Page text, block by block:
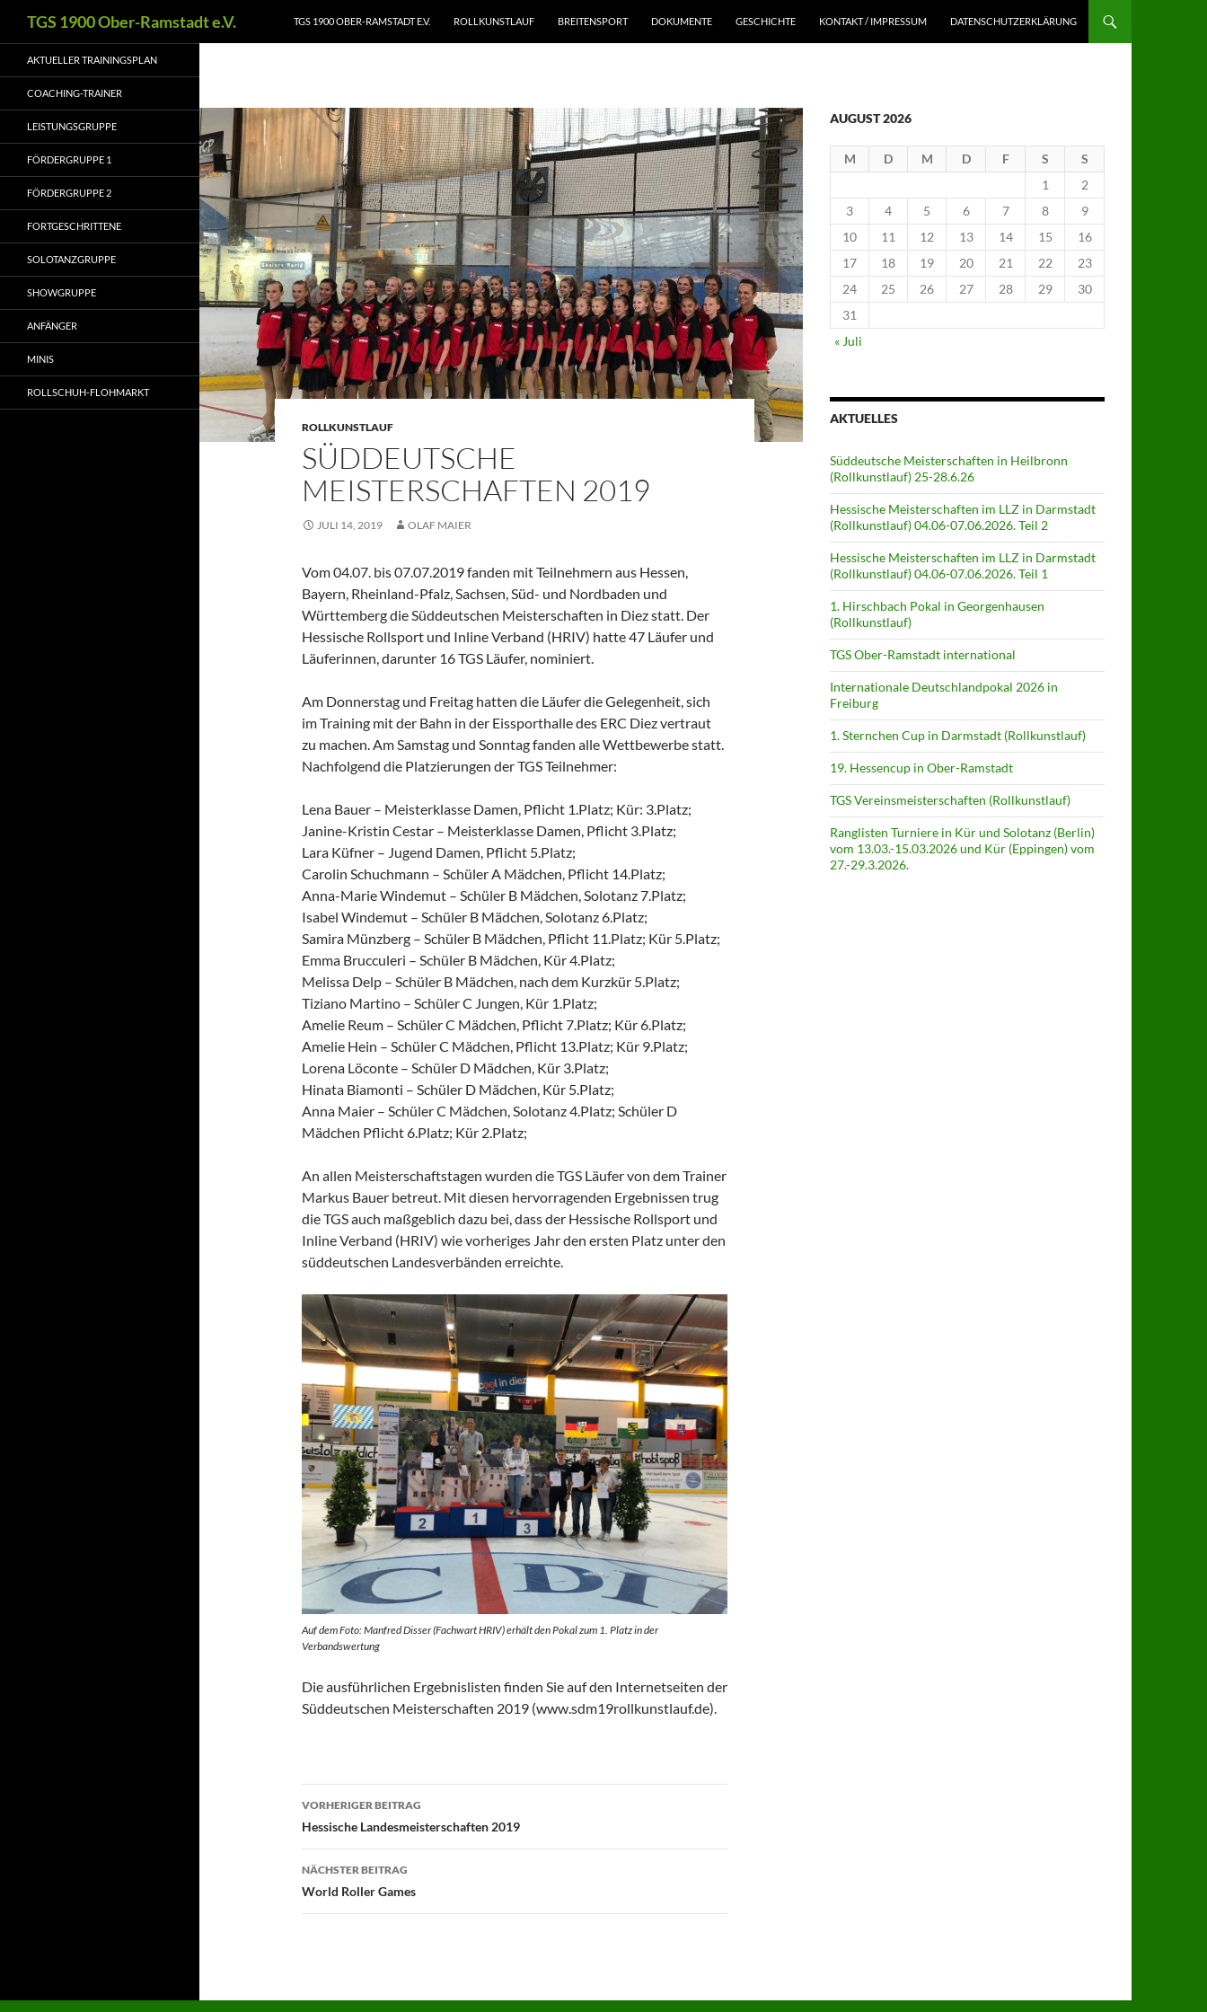
Inhalt
springen
TGS 1900 Ober-Ramstadt e.V. TGS 1900 OBER-RAMSTADT E.V. ROLLKUNSTLAUF BREITENSPORT DOKUMENTE GESCHICHTE KONTAKT / IMPRESSUM DATENSCHUTZERKLÄRUNG
ROLLKUNSTLAUF
SÜDDEUTSCHE
MEISTERSCHAFTEN 2019
JULI 14, 2019 OLAF MAIER
Vom 04.07. bis 07.07.2019 fanden mit Teilnehmern aus Hessen,
Bayern, Rheinland-Pfalz, Sachsen, Süd- und Nordbaden und
Württemberg die Süddeutschen Meisterschaften in Diez statt. Der
Hessische Rollsport und Inline Verband (HRIV) hatte 47 Läufer und
Läuferinnen, darunter 16 TGS Läufer, nominiert.
Am Donnerstag und Freitag hatten die Läufer die Gelegenheit, sich
im Training mit der Bahn in der Eissporthalle des ERC Diez vertraut
zu machen. Am Samstag und Sonntag fanden alle Wettbewerbe statt.
Nachfolgend die Platzierungen der TGS Teilnehmer:
Lena Bauer – Meisterklasse Damen, Pflicht 1.Platz; Kür: 3.Platz;
Janine-Kristin Cestar – Meisterklasse Damen, Pflicht 3.Platz;
Lara Küfner – Jugend Damen, Pflicht 5.Platz;
Carolin Schuchmann – Schüler A Mädchen, Pflicht 14.Platz;
Anna-Marie Windemut – Schüler B Mädchen, Solotanz 7.Platz;
Isabel Windemut – Schüler B Mädchen, Solotanz 6.Platz;
Samira Münzberg – Schüler B Mädchen, Pflicht 11.Platz; Kür 5.Platz;
Emma Brucculeri – Schüler B Mädchen, Kür 4.Platz;
Melissa Delp – Schüler B Mädchen, nach dem Kurzkür 5.Platz;
Tiziano Martino – Schüler C Jungen, Kür 1.Platz;
Amelie Reum – Schüler C Mädchen, Pflicht 7.Platz; Kür 6.Platz;
Amelie Hein – Schüler C Mädchen, Pflicht 13.Platz; Kür 9.Platz;
Lorena Löconte – Schüler D Mädchen, Kür 3.Platz;
Hinata Biamonti – Schüler D Mädchen, Kür 5.Platz;
Anna Maier – Schüler C Mädchen, Solotanz 4.Platz; Schüler D
Mädchen Pflicht 6.Platz; Kür 2.Platz;
An allen Meisterschaftstagen wurden die TGS Läufer von dem Trainer
Markus Bauer betreut. Mit diesen hervorragenden Ergebnissen trug
die TGS auch maßgeblich dazu bei, dass der Hessische Rollsport und
Inline Verband (HRIV) wie vorheriges Jahr den ersten Platz unter den
süddeutschen Landesverbänden erreichte.
Auf dem Foto: Manfred Disser (Fachwart HRIV) erhält den Pokal zum 1. Platz in der
Verbandswertung
Die ausführlichen Ergebnislisten finden Sie auf den Internetseiten der
Süddeutschen Meisterschaften 2019 (www.sdm19rollkunstlauf.de).
Beitragsnavigation
VORHERIGER BEITRAG
Hessische Landesmeisterschaften 2019
NÄCHSTER BEITRAG
World Roller Games
AUGUST 2026
M D M D F S
S
1
2
3
4 5 6 7 8
9
10
11 12 13 14 15
16
17
18 19 20 21 22
23
24
25 26 27 28 29
30
31
« Juli
AKTUELLES
Süddeutsche Meisterschaften in Heilbronn
(Rollkunstlauf) 25-28.6.26
Hessische Meisterschaften im LLZ in Darmstadt
(Rollkunstlauf) 04.06-07.06.2026. Teil 2
Hessische Meisterschaften im LLZ in Darmstadt
(Rollkunstlauf) 04.06-07.06.2026. Teil 1
1. Hirschbach Pokal in Georgenhausen
(Rollkunstlauf)
TGS Ober-Ramstadt international
Internationale Deutschlandpokal 2026 in
Freiburg
1. Sternchen Cup in Darmstadt (Rollkunstlauf)
19. Hessencup in Ober-Ramstadt
TGS Vereinsmeisterschaften (Rollkunstlauf)
Ranglisten Turniere in Kür und Solotanz (Berlin)
vom 13.03.-15.03.2026 und Kür (Eppingen) vom
27.-29.3.2026.
AKTUELLER TRAININGSPLAN
COACHING-TRAINER
LEISTUNGSGRUPPE
FÖRDERGRUPPE 1
FÖRDERGRUPPE 2
FORTGESCHRITTENE
SOLOTANZGRUPPE
SHOWGRUPPE
ANFÄNGER
MINIS
ROLLSCHUH-FLOHMARKT